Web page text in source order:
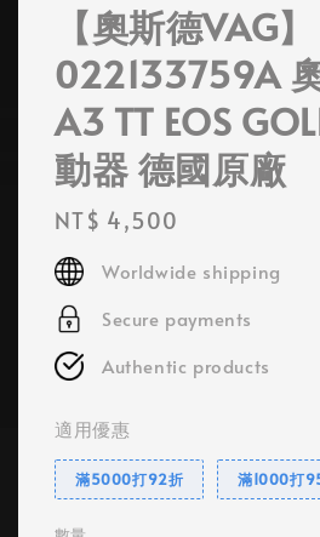
【奧斯德VAG】
022133759A
A3 TT EOS
動器 德國原廠
Regular
price
NT$ 4,500
Worldwide shipping
Secure payments
Authentic products
適用優惠
滿5000打92折 滿1000打